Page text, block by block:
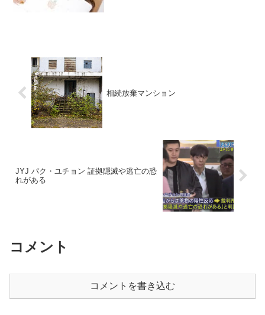
相続放棄マンション
JYJ パク・ユチョン 証拠隠滅や逃亡の恐
れがある
コメント
コメントを書き込む